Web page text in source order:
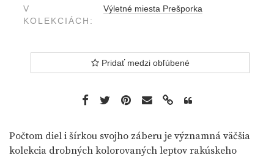
V
KOLEKCIÁCH:
Výletné miesta Prešporka
Pridať medzi obľúbené
Počtom diel i šírkou svojho záberu je významná väčšia
kolekcia drobných kolorovaných leptov rakúskeho